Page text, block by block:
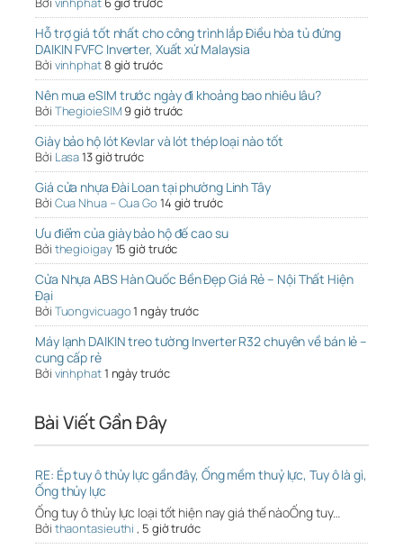
Hỗ trợ giá tốt nhất cho công trình lắp Điều hòa tủ đứng
DAIKIN FVFC Inverter, Xuất xứ Malaysia
Bởi vinhphat8 giờ trước
Nên mua eSIM trước ngày đi khoảng bao nhiêu lâu?
Bởi ThegioieSIM9 giờ trước
Giày bảo hộ lót Kevlar và lót thép loại nào tốt
Bởi Lasa13 giờ trước
Giá cửa nhựa Đài Loan tại phường Linh Tây
Bởi Cua Nhua – Cua Go 14 giờ trước
Ưu điểm của giày bảo hộ đế cao su
Bởi thegioigay15 giờ trước
Cửa Nhựa ABS Hàn Quốc Bền Đẹp Giá Rẻ – Nội Thất Hiện
Đại
Bởi Tuongvicuago1 ngày trước
Máy lạnh DAIKIN treo tường Inverter R32 chuyên về bán lẻ –
cung cấp rẻ
Bởi vinhphat1 ngày trước
Bài Viết Gần Đây
RE: Ép tuy ô thủy lực gần đây, Ống mềm thuỷ lực, Tuy ô là gì,
Ống thủy lực
Ống tuy ô thủy lực loại tốt hiện nay giá thế nàoỐng tuy…
Bởi thaontasieuthi , 5 giờ trước